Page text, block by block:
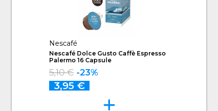
Nescafé
Nescafé Dolce Gusto Caffè Espresso
Palermo 16 Capsule
5,10 € -23%
3,95 €